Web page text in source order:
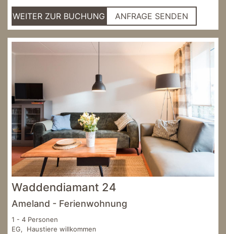
WEITER ZUR BUCHUNG ANFRAGE SENDEN
Waddendiamant 24
Ameland - Ferienwohnung
1 - 4 Personen
EG, Haustiere willkommen